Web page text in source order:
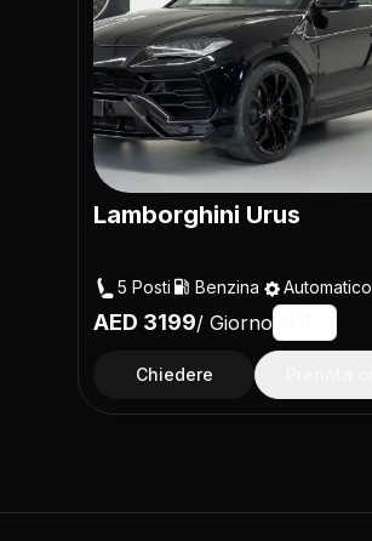
Lamborghini Urus
5 Posti Benzina Automatico
AED 3199/ Giorno
Chiedere